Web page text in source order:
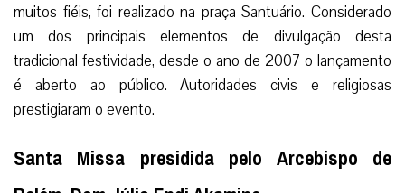
muitos fiéis, foi realizado na praça Santuário. Considerado
um dos principais elementos de divulgação desta
tradicional festividade, desde o ano de 2007 o lançamento
é aberto ao público. Autoridades civis e religiosas
prestigiaram o evento.
Santa Missa presidida pelo Arcebispo de